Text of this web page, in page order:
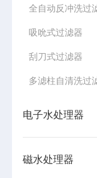
全自动反冲洗过
吸吮式过滤器
刮刀式过滤器
多滤柱自清洗过
电子水处理器
磁水处理器